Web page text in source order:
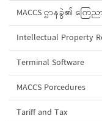
MACCS ဌာနခွဲ၏ ကြေည
Intellectual Property
Terminal Software
MACCS Porcedures
Tariff and Tax